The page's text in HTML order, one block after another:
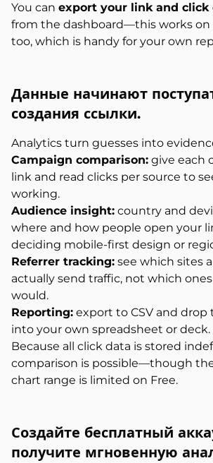
You can export your link and click
from the dashboard—this works on
too, which is handy for your own
Данные начинают
создания ссылки.
Analytics turn guesses into
Campaign comparison: give each
link and read clicks per source to
working.
Audience insight: country and
where and how people open your
deciding mobile-first design or
Referrer tracking: see which sites
actually send traffic, not which
would.
Reporting: export to CSV and
into your own spreadsheet or deck.
Because all click data is stored
comparison is possible—though
chart range is limited on Free.
Создайте бесплатный
получите мгновенную